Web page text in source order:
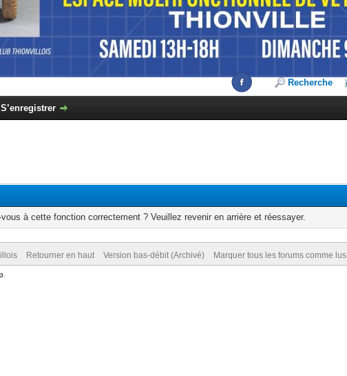
Recherche
S’enregistrer
à cette fonction correctement ? Veuillez revenir en arrière et réessayer.
Retourner en haut Version bas-débit (Archivé) Marquer tous les forums comme lus
.